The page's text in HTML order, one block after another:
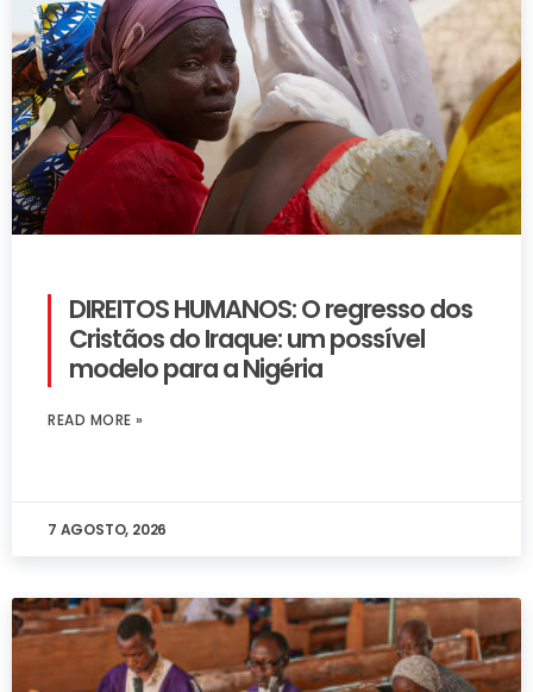
DIREITOS HUMANOS: O regresso dos
Cristãos do Iraque: um possível
modelo para a Nigéria
READ MORE »
7 AGOSTO, 2026